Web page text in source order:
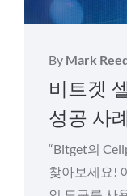
By Mark
비트겟
성공 사
“Bitget의
찾아보세요!